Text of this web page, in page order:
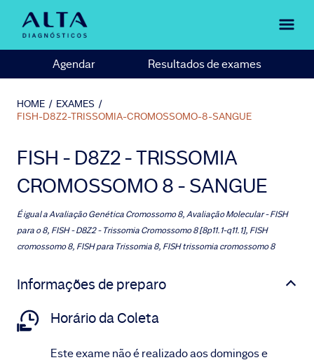
Agendar Resultados de exames
HOME / EXAMES /
FISH-D8Z2-TRISSOMIA-CROMOSSOMO-8-SANGUE
FISH - D8Z2 - TRISSOMIA
CROMOSSOMO 8 - SANGUE
É igual aAvaliação Genética Cromossomo 8, Avaliação Molecular - FISH
para o 8, FISH - D8Z2 - Trissomia Cromossomo 8 [8p11.1-q11.1], FISH
cromossomo 8, FISH para Trissomia 8, FISH trissomia cromossomo 8
Informações de preparo
Horário da Coleta
Este exame não é realizado aos domingos e